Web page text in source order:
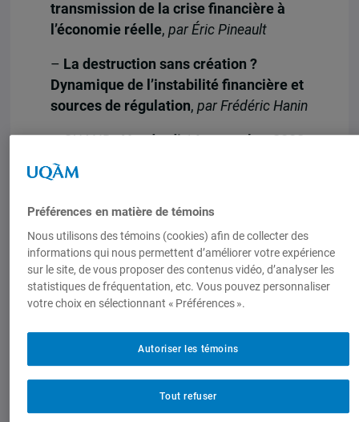
transmission de la crise financière à
l’économie réelle, par Éric Pineault
– La destruction sans création ?
Dynamique de l’instabilité financière et
sources de régulation, par Frédéric Hanin
– QUAND :Vendredi 14 novembre 2008
à 10h
Pavillon Hubert-Aquin, 400 Sainte-
Catherine Est, métro Berri-UQAM.
régulation et dépression
Les suites de la crise financière : entre
Préférences en matière de témoins
Nous utilisons des témoins (cookies) afin de collecter des
informations qui nous permettent d’améliorer votre expérience
sur le site, de vous proposer des contenus vidéo, d’analyser les
statistiques de fréquentation, etc. Vous pouvez personnaliser
votre choix en sélectionnant « Préférences ».
Tout refuser
Autoriser les témoins